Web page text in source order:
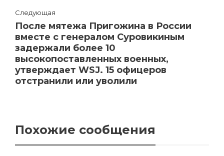
Следующая
После мятежа Пригожина в России
вместе с генералом Суровикиным
задержали более 10
высокопоставленных военных,
утверждает WSJ. 15 офицеров
отстранили или уволили
Похожие сообщения